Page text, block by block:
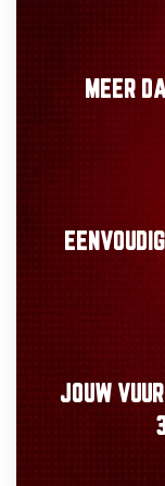
MEER
EENVOUDIG
JOUW